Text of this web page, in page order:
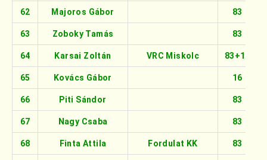
62 Majoros Gábor 83
63 Zoboky Tamás 83
64 Karsai Zoltán VRC Miskolc 83+16
65 Kovács Gábor 16
66 Piti Sándor 83
67 Nagy Csaba 83
68 Finta Attila Fordulat KK 83